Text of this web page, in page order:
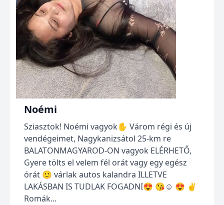
Noémi
Sziasztok! Noémi vagyok✋️ Várom régi és új
vendégeimet, Nagykanizsátol 25-km re
BALATONMAGYAROD-ON vagyok ELÉRHETŐ,
Gyere tölts el velem fél orát vagy egy egész
órát 🙂 várlak autos kalandra ILLETVE
LAKÁSBAN IS TUDLAK FOGADNI😍 😘☺️ 😍 ✌️
Romák...